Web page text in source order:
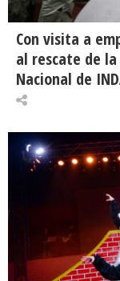
Con visita a
al rescate de
Nacional de